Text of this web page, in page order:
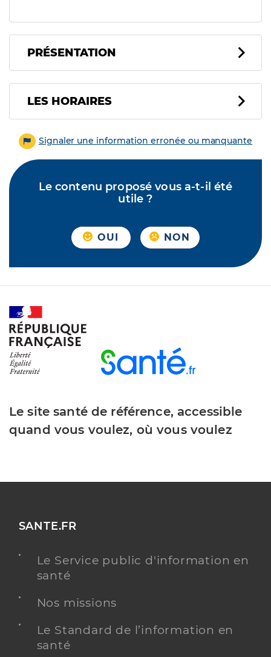
PRÉSENTATION
LES HORAIRES
Signaler une information erronée ou manquante
Le contenu proposé vous a-t-il été
utile ?
OUI NON
Le site santé de référence, accessible
quand vous voulez, où vous voulez
SANTE.FR
Le Service public d'information en
santé
Nos missions
Le Standard de l’information en
santé